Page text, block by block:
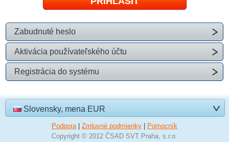
Zabudnuté heslo
Aktivácia používateľského účtu
Registrácia do systému
Slovensky, mena EUR
Podpora| Zmluvné podmienky
Pomocník
Copyright © 2012 ČSAD SVT Praha, s.r.o.